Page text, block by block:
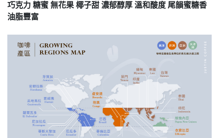
巧克力 糖蜜 無花果 椰子甜 濃郁醇厚 溫和酸度 尾韻蜜糖香
油脂豐富